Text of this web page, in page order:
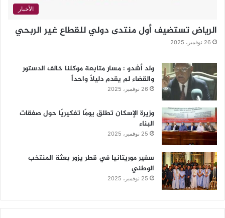
الأخبار
الرياض تستضيف أول منتدى دولي للقطاع غير الربحي
26 نوفمبر، 2025
ولد أشدو : مسار متابعة موكلنا خالف الدستور
والقضاء لم يقدم دليلاً واحداً
26 نوفمبر، 2025
وزيرة الإسكان تطلق يومًا تفكيريًا حول صفقات
البناء
25 نوفمبر، 2025
سفير موريتانيا في قطر يزور بعثة المنتخب
الوطني
25 نوفمبر، 2025